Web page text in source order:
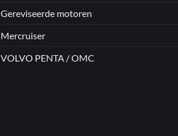
Gereviseerde motoren
Mercruiser
VOLVO PENTA / OMC